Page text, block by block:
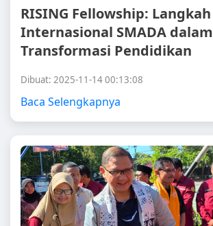
RISING Fellowship: Langkah
Internasional SMADA dalam
Transformasi Pendidikan
Dibuat: 2025-11-14 00:13:08
Baca Selengkapnya